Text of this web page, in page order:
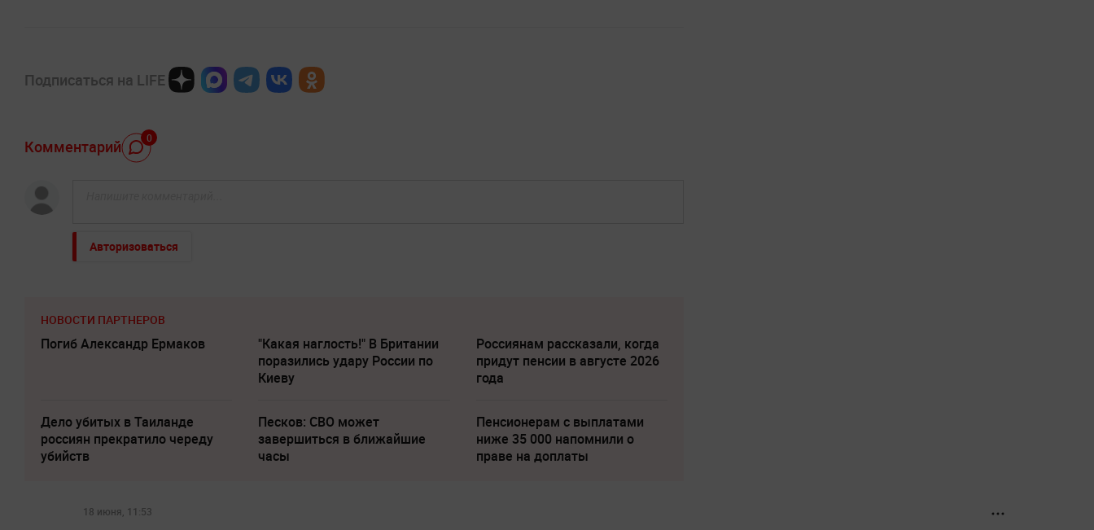
Подписаться на LIFE
Комментарий 0
Авторизоваться
НОВОСТИ ПАРТНЕРОВ
Погиб Александр Ермаков
"Какая наглость!" В Британии
поразились удару России по
Киеву
Россиянам рассказали, когда
придут пенсии в августе 2026
года
Дело убитых в Таиланде
россиян прекратило череду
убийств
Песков: СВО может
завершиться в ближайшие
часы
Пенсионерам с выплатами
ниже 35 000 напомнили о
праве на доплаты
18 июня, 11:53